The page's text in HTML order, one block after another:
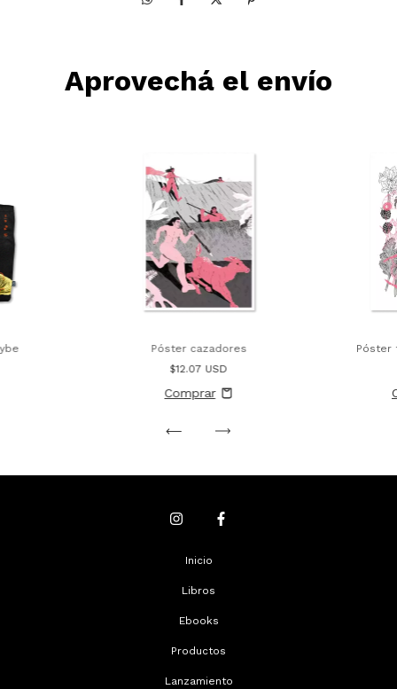
Aprovechá el envío
Póster cazadores
$12.07 USD
Póster
Inicio
Libros
Ebooks
Productos
Lanzamiento